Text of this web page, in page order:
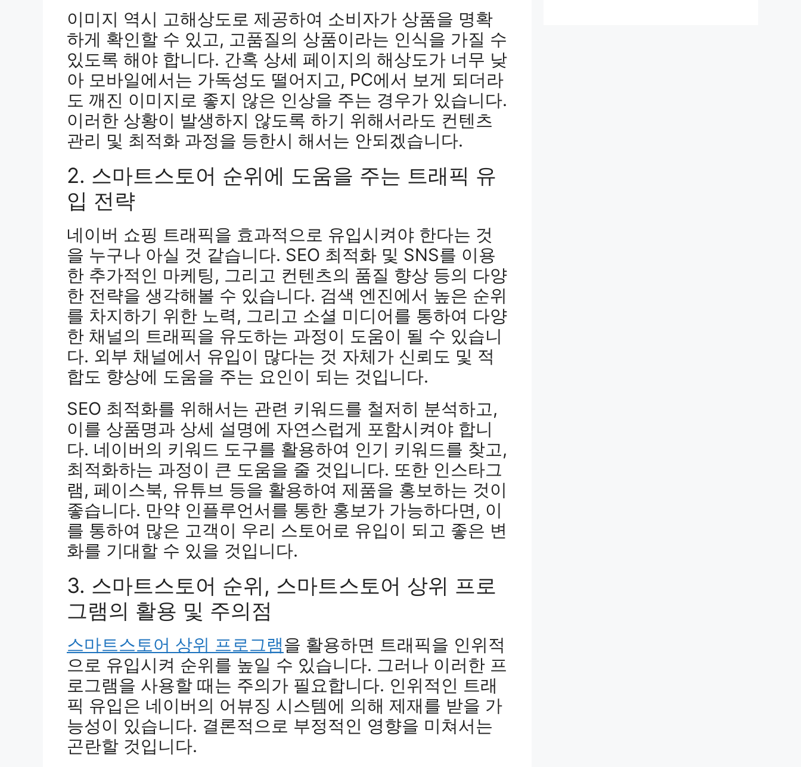
이미지 역시 고해상도로 제공하여 소비자가 상품을 명확
하게 확인할 수 있고, 고품질의 상품이라는 인식을 가질 수
있도록 해야 합니다. 간혹 상세 페이지의 해상도가 너무 낮
아 모바일에서는 가독성도 떨어지고, PC에서 보게 되더라
도 깨진 이미지로 좋지 않은 인상을 주는 경우가 있습니다.
이러한 상황이 발생하지 않도록 하기 위해서라도 컨텐츠
관리 및 최적화 과정을 등한시 해서는 안되겠습니다.
2. 스마트스토어 순위에 도움을 주는 트래픽 유
입 전략
네이버 쇼핑 트래픽을 효과적으로 유입시켜야 한다는 것
을 누구나 아실 것 같습니다. SEO 최적화 및 SNS를 이용
한 추가적인 마케팅, 그리고 컨텐츠의 품질 향상 등의 다양
한 전략을 생각해볼 수 있습니다. 검색 엔진에서 높은 순위
를 차지하기 위한 노력, 그리고 소셜 미디어를 통하여 다양
한 채널의 트래픽을 유도하는 과정이 도움이 될 수 있습니
다. 외부 채널에서 유입이 많다는 것 자체가 신뢰도 및 적
합도 향상에 도움을 주는 요인이 되는 것입니다.
SEO 최적화를 위해서는 관련 키워드를 철저히 분석하고,
이를 상품명과 상세 설명에 자연스럽게 포함시켜야 합니
다. 네이버의 키워드 도구를 활용하여 인기 키워드를 찾고,
최적화하는 과정이 큰 도움을 줄 것입니다. 또한 인스타그
램, 페이스북, 유튜브 등을 활용하여 제품을 홍보하는 것이
좋습니다. 만약 인플루언서를 통한 홍보가 가능하다면, 이
를 통하여 많은 고객이 우리 스토어로 유입이 되고 좋은 변
화를 기대할 수 있을 것입니다.
3. 스마트스토어 순위, 스마트스토어 상위 프로
그램의 활용 및 주의점
스마트스토어 상위 프로그램을 활용하면 트래픽을 인위적
으로 유입시켜 순위를 높일 수 있습니다. 그러나 이러한 프
로그램을 사용할 때는 주의가 필요합니다. 인위적인 트래
픽 유입은 네이버의 어뷰징 시스템에 의해 제재를 받을 가
능성이 있습니다. 결론적으로 부정적인 영향을 미쳐서는
곤란할 것입니다.